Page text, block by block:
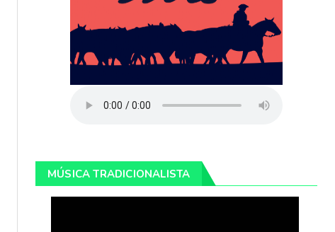
MÚSICA TRADICIONALISTA